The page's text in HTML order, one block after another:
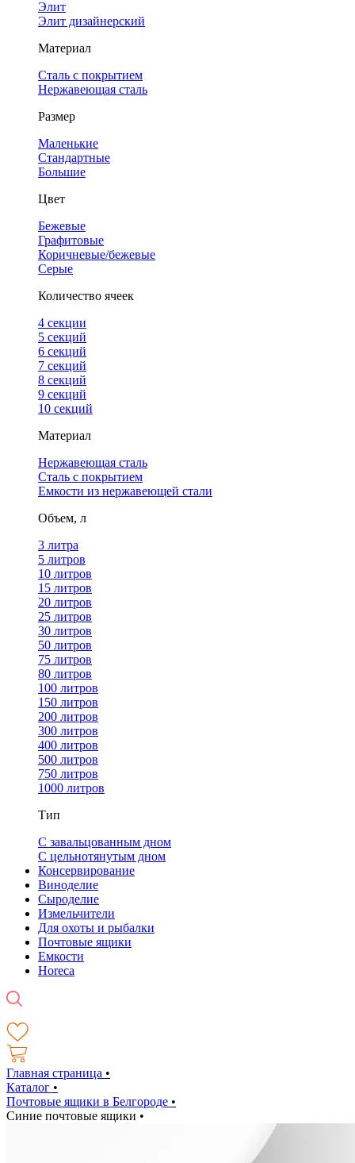
Элит
Элит дизайнерский
Материал
Сталь с покрытием
Нержавеющая сталь
Размер
Маленькие
Стандартные
Большие
Цвет
Бежевые
Графитовые
Коричневые/бежевые
Серые
Количество ячеек
4 cекции
5 секций
6 секций
7 секций
8 секций
9 секций
10 секций
Материал
Нержавеющая сталь
Сталь с покрытием
Емкости из нержавеющей стали
Объем, л
3 литра
5 литров
10 литров
15 литров
20 литров
25 литров
30 литров
50 литров
75 литров
80 литров
100 литров
150 литров
200 литров
300 литров
400 литров
500 литров
750 литров
1000 литров
Тип
С завальцованным дном
С цельнотянутым дном
Консервирование
Виноделие
Сыроделие
Измельчители
Для охоты и рыбалки
Почтовые ящики
Емкости
Horeca
Главная страница •
Каталог •
Почтовые ящики в Белгороде •
Синие почтовые ящики •